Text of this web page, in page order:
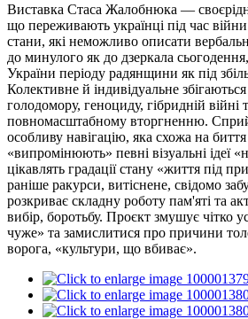
Виставка Стаса Жалобнюка —
що переживають українці під час
стани, які неможливо описати
до минулого як до дзеркала сьогодення,
України періоду радянщини як під
Колективне й індивідуальне
голодомору, геноциду, гібридній війні
повномасштабному вторгненню.
особливу навігацію, яка схожа на
«випромінюють» певні візуальні ідеї
цікавлять градації стану «життя під
раніше ракурси, витіснене, свідомо
розкриває складну роботу пам'яті та
вибір, боротьбу. Проєкт змушує чітко
чуже» та замислитися про причини
ворога, «культури, що вбиває».